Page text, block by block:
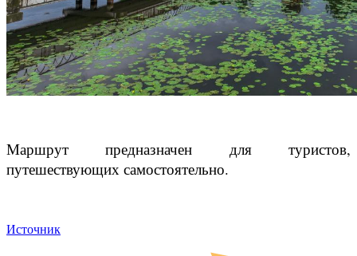
Маршрут предназначен для туристов,
путешествующих самостоятельно.
Источник